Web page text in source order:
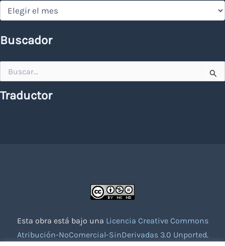
Hemeroteca
Buscador
por:
Traductor
Esta obra está bajo una Licencia Creative Commons
Atribución-NoComercial-SinDerivadas 3.0 Unported.